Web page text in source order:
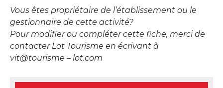
Vous êtes propriétaire de l’établissement ou le
gestionnaire de cette activité?
Pour modifier ou compléter cette fiche, merci de
contacter Lot Tourisme en écrivant à
vit@tourisme – lot.com